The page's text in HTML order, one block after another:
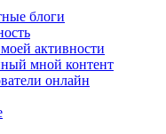
блоги
активности
мной контент
онлайн